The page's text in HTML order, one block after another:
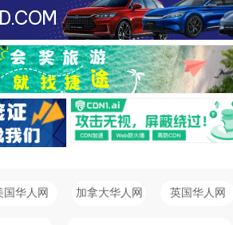
国华人网 加拿大华人网 英国华人网